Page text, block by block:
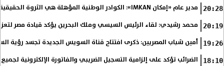
20:28 مدير عام «إمكان IMKAN»: الكوادر الوطنية المؤهلة هي الثروة الحقيقية لمستقبل التنمية في مصر
20:19 محمد رشيدي: لقاء الرئيس السيسي وملك البحرين يؤكد قيادة مصر
19:26 أمين شباب المصريين: ذكرى افتتاح قناة السويس الجديدة تجسد رؤية
18:10 الضرائب تؤكد على إلزامية التسجيل الضريبي والفاتورة الإلكترونية